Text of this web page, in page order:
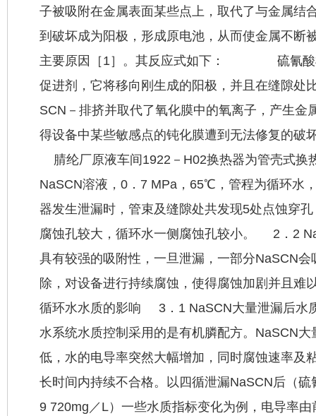
子被吸附在金属表面某些点上，取代了与金属结
到破坏成为阳极，形成原电池，从而使金属不断
主要原因［1］。其反应式如下： 硫氰酸
促进剂，它将移向刚生成的阳极，并且在缝隙处
SCN－排挤并取代了氧化膜中的氧离子，产生金
得设备中某些敏感点的钝化膜遭到无法修复的破
腈纶厂原液车间1922－H02换热器为管壳式换
NaSCN溶液，0．7 MPa，65℃，管程为循环水
器发生泄漏时，管束及缝隙处共发现5处点蚀穿
腐蚀孔较大，循环水一侧腐蚀孔较小。 2．2
具有较强的吸附性，一旦泄漏，一部分NaSCN
除，对设备进行持续腐蚀，使得腐蚀加剧并且
循环水水质的影响 3．1 NaSCN大量泄漏后
水系统水质控制采用的是有机膦配方。NaSCN
低，水的电导率突然大幅增加，同时腐蚀速率及
长时间内持续不合格。以四循泄漏NaSCN后（
9 720mg／L）一些水质指标变化为例，电导率